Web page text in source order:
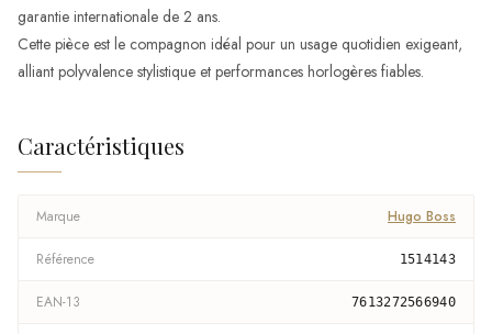
garantie internationale de 2 ans.
Cette pièce est le compagnon idéal pour un usage quotidien exigeant,
alliant polyvalence stylistique et performances horlogères fiables.
Caractéristiques
Marque Hugo Boss
Référence 1514143
EAN-13 7613272566940